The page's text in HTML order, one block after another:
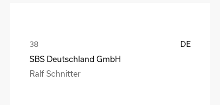
DE
SBS Deutschland GmbH
Ralf Schnitter